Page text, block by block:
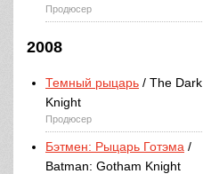
Продюсер
2008
Темный рыцарь / The Dark
Knight
Продюсер
Бэтмен: Рыцарь Готэма /
Batman: Gotham Knight